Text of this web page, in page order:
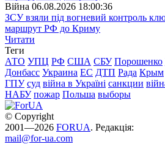
Війна 06.08.2026 18:00:36
ЗСУ взяли під вогневий контроль
маршрут РФ до Криму
Читати
Теги
АТО УПЦ РФ США СБУ Порошенко
Донбасс Украина ЕС ДТП Рада Крым
ГПУ суд війна в Україні санкции
НАБУ пожар Польша выборы
© Copyright
2001—2026 FORUA. Редакція:
mail@for-ua.com